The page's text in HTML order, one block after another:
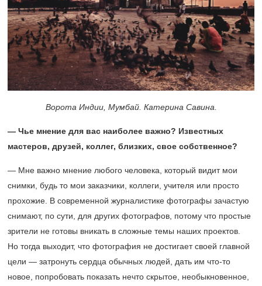
Ворота Индии, Мумбай. Катерина Савина.
— Чье мнение для вас наиболее важно? Известных
мастеров, друзей, коллег, близких, свое собственное?
— Мне важно мнение любого человека, который видит мои
снимки, будь то мои заказчики, коллеги, учителя или просто
прохожие. В современной журналистике фотографы зачастую
снимают, по сути, для других фотографов, потому что простые
зрители не готовы вникать в сложные темы наших проектов.
Но тогда выходит, что фотография не достигает своей главной
цели — затронуть сердца обычных людей, дать им что-то
новое, попробовать показать нечто скрытое, необыкновенное,